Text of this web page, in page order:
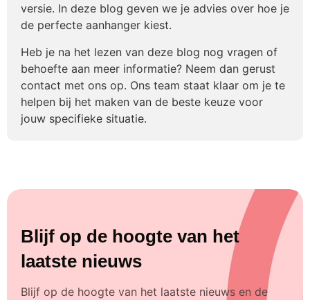
versie. In deze blog geven we je advies over hoe je
de perfecte aanhanger kiest.
Heb je na het lezen van deze blog nog vragen of
behoefte aan meer informatie? Neem dan gerust
contact met ons op. Ons team staat klaar om je te
helpen bij het maken van de beste keuze voor
jouw specifieke situatie.
Blijf op de hoogte van het
laatste nieuws
Blijf op de hoogte van het laatste nieuws en de